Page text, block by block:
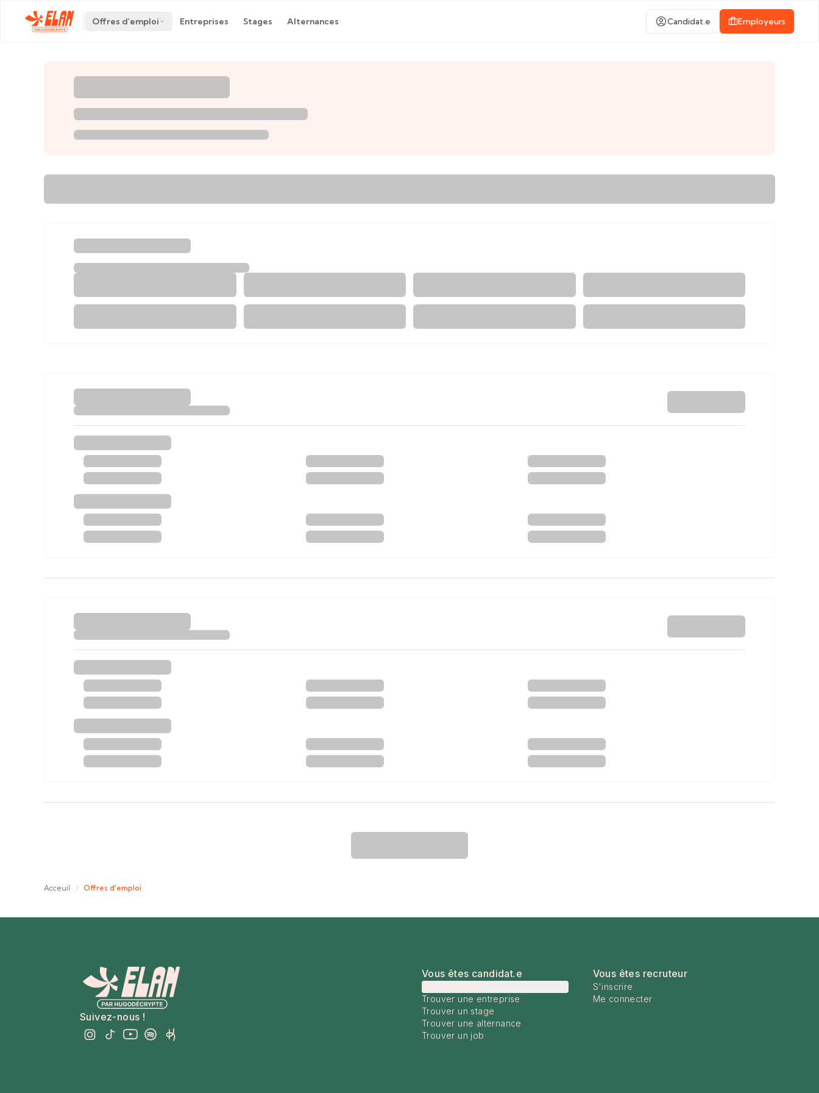
Offres d'emploi Entreprises Stages Alternances Candidat.e Employeurs
Acceuil Offres d'emploi
Suivez-nous !
Vous êtes candidat.e
Trouver une entreprise
Trouver un stage
Trouver une alternance
Trouver un job
Vous êtes recruteur
S'inscrire
Me connecter